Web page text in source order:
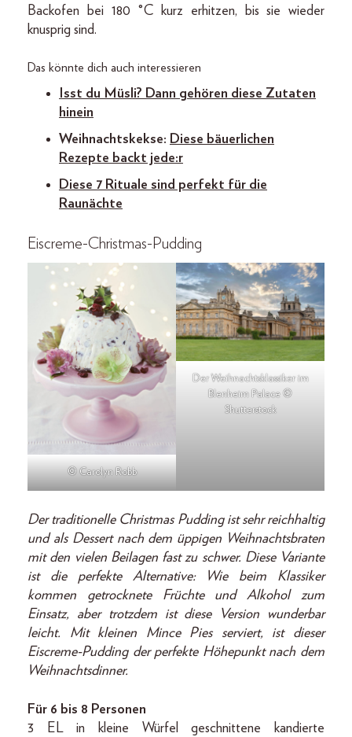
Backofen bei 180 °C kurz erhitzen, bis sie wieder
knusprig sind.
Das könnte dich auch interessieren
Isst du Müsli? Dann gehören diese Zutaten
hinein
Weihnachtskekse: Diese bäuerlichen
Rezepte backt jede:r
Diese 7 Rituale sind perfekt für die
Raunächte
Eiscreme-Christmas-Pudding
© Carolyn Robb
Der Weihnachtsklassiker im
Blenheim Palace ©
Shutterstock
Der traditionelle Christmas Pudding ist sehr reichhaltig
und als Dessert nach dem üppigen Weihnachtsbraten
mit den vielen Beilagen fast zu schwer. Diese Variante
ist die perfekte Alternative: Wie beim Klassiker
kommen getrocknete Früchte und Alkohol zum
Einsatz, aber trotzdem ist diese Version wunderbar
leicht. Mit kleinen Mince Pies serviert, ist dieser
Eiscreme-Pudding der perfekte Höhepunkt nach dem
Weihnachtsdinner.
Für 6 bis 8 Personen
3 EL in kleine Würfel geschnittene kandierte